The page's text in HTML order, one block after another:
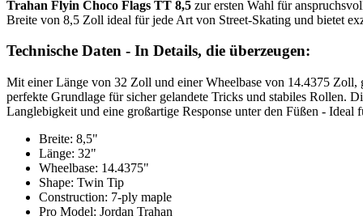
Trahan Flyin Choco Flags TT 8,5 zur ersten Wahl für
Breite von 8,5 Zoll ideal für jede Art von Street-Skating und bietet
Technische Daten - In Details, die überzeugen:
Mit einer Länge von 32 Zoll und einer Wheelbase von 14.4375 Zoll,
perfekte Grundlage für sicher gelandete Tricks und stabiles Rollen.
Langlebigkeit und eine großartige Response unter den Füßen -
Breite: 8,5"
Länge: 32"
Wheelbase: 14.4375"
Shape: Twin Tip
Construction: 7-ply maple
Pro Model: Jordan Trahan